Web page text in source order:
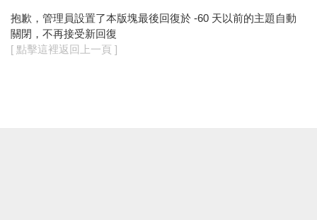
抱歉，管理員設置了本版塊最後回復於 -60 天以前的主題自動
關閉，不再接受新回復
[ 點擊這裡返回上一頁 ]